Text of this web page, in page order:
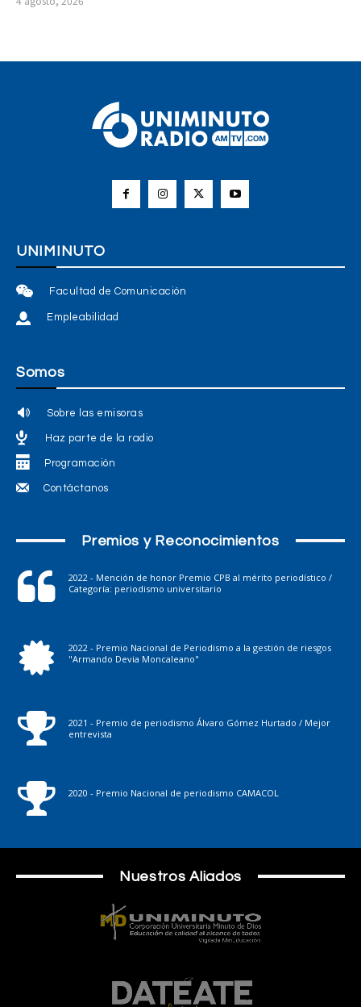
UNIMINUTO
Facultad de Comunicación
Empleabilidad
Somos
Sobre las emisoras
Haz parte de la radio
Programación
Contáctanos
Premios y Reconocimientos
2022 - Mención de honor Premio CPB al mérito periodístico /
Categoría: periodismo universitario
2022 - Premio Nacional de Periodismo a la gestión de riesgos
"Armando Devia Moncaleano"
2021 - Premio de periodismo Álvaro Gómez Hurtado / Mejor
entrevista
2020 - Premio Nacional de periodismo CAMACOL
Nuestros Aliados